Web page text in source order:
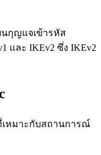
กุญแจเข้ารหัส
และ IKEv2 ซึ่ง IKEv2
เหมาะกับสถานการณ์